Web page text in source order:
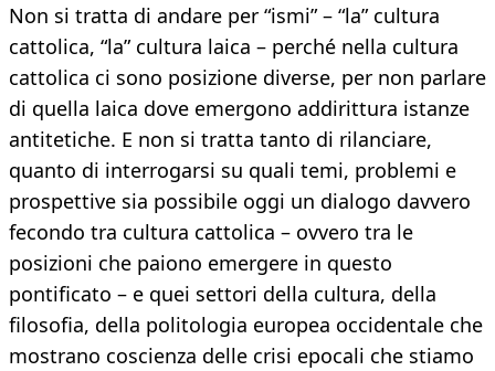
Non si tratta di andare per “ismi” – “la” cultura
cattolica, “la” cultura laica – perché nella cultura
cattolica ci sono posizione diverse, per non parlare
di quella laica dove emergono addirittura istanze
antitetiche. E non si tratta tanto di rilanciare,
quanto di interrogarsi su quali temi, problemi e
prospettive sia possibile oggi un dialogo davvero
fecondo tra cultura cattolica – ovvero tra le
posizioni che paiono emergere in questo
pontificato – e quei settori della cultura, della
filosofia, della politologia europea occidentale che
mostrano coscienza delle crisi epocali che stiamo